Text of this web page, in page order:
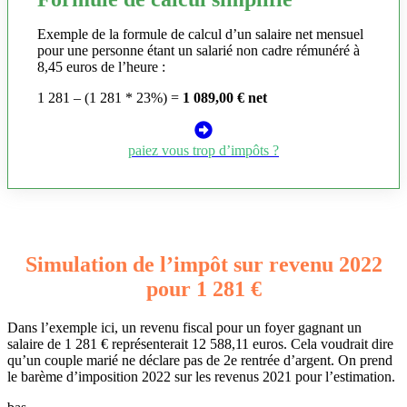
Exemple de la formule de calcul d’un salaire net mensuel
pour une personne étant un salarié non cadre rémunéré à
8,45 euros de l’heure :
1 281 – (1 281 * 23%) = 1 089,00 € net
paiez vous trop d’impôts ?
Simulation de l’impôt sur revenu 2022
pour 1 281 €
Dans l’exemple ici, un revenu fiscal pour un foyer gagnant un
salaire de 1 281 € représenterait 12 588,11 euros. Cela voudrait dire
qu’un couple marié ne déclare pas de 2e rentrée d’argent. On prend
le barème d’imposition 2022 sur les revenus 2021 pour l’estimation.